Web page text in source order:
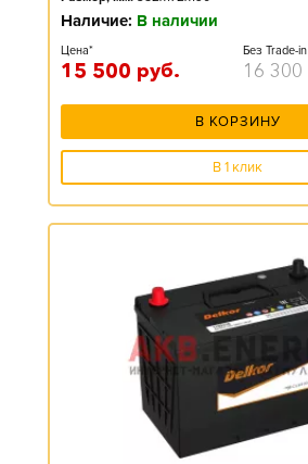
Наличие: В наличии
Цена*
15 500 руб.
Без Trade-in
16 300
В КОРЗИНУ
В 1 клик